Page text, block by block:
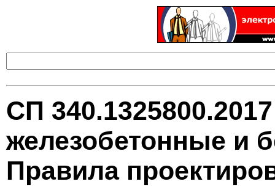
СП
железобетонные и
Правила